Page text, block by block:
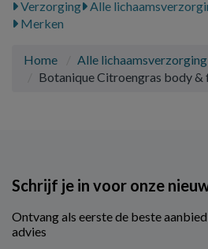
Verzorging Alle
Merken
Home Alle lichaamsverzorging
Botanique Citroengras body &
Schrijf je in voor onze
Ontvang als eerste de beste
advies